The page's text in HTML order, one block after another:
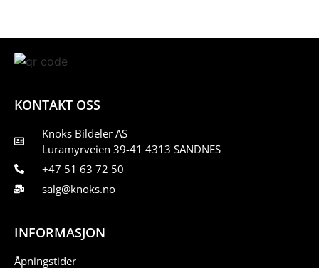
KONTAKT OSS
Knoks Bildeler AS
Luramyrveien 39-41 4313 SANDNES
+47 51 63 72 50
salg@knoks.no
INFORMASJON
Åpningstider